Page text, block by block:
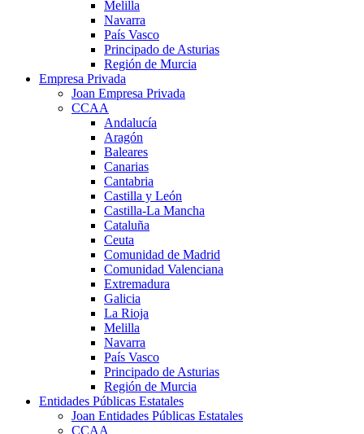
Melilla
Navarra
País Vasco
Principado de Asturias
Región de Murcia
Empresa Privada
Joan Empresa Privada
CCAA
Andalucía
Aragón
Baleares
Canarias
Cantabria
Castilla y León
Castilla-La Mancha
Cataluña
Ceuta
Comunidad de Madrid
Comunidad Valenciana
Extremadura
Galicia
La Rioja
Melilla
Navarra
País Vasco
Principado de Asturias
Región de Murcia
Entidades Públicas Estatales
Joan Entidades Públicas Estatales
CCAA